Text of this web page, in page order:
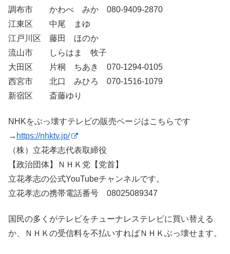
調布市 かわべ みか 080-9409-2870
江東区 中尾 まゆ
江戸川区 藤田 ほのか
流山市 しらはま 牧子
大田区 片桐 ちあき 070-1294-0105
西宮市 北口 みひろ 070-1516-1079
新宿区 斎藤ゆり
NHKをぶっ壊すテレビの販売ページはこちらです
→ https://nhktv.jp/
（株）立花孝志代表取締役
【政治団体】ＮＨＫ党【党首】
立花孝志の公式YouTubeチャンネルです。
立花孝志の携帯電話番号 08025089347
国民の多くがテレビをチューナレステレビに買い替える
か、ＮＨＫの受信料を不払いすればＮＨＫぶっ壊せます。